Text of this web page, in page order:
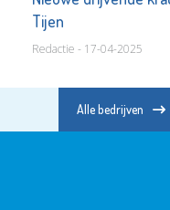
Tijen
Redactie - 17-04-2025
Alle bedrijven